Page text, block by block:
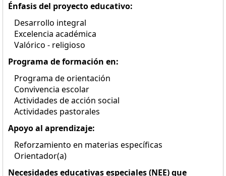
Énfasis del proyecto educativo:
Desarrollo integral
Excelencia académica
Valórico - religioso
Programa de formación en:
Programa de orientación
Convivencia escolar
Actividades de acción social
Actividades pastorales
Apoyo al aprendizaje:
Reforzamiento en materias específicas
Orientador(a)
Necesidades educativas especiales (NEE) que